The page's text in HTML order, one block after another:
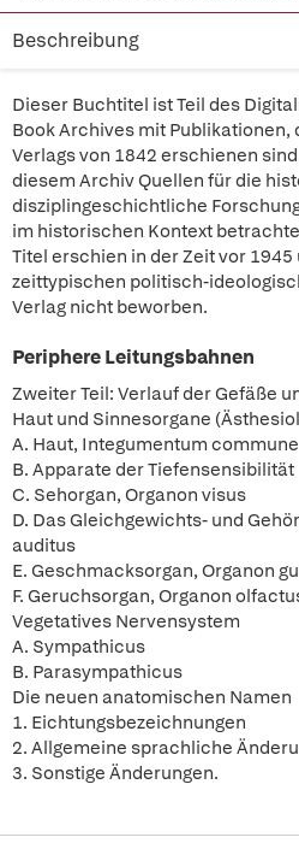
Beschreibung
Dieser Buchtitel ist Teil des
Book Archives mit Publikationen,
Verlags von 1842 erschienen
diesem Archiv Quellen für die
disziplingeschichtliche
im historischen Kontext
Titel erschien in der Zeit vor
zeittypischen politisch-
Verlag nicht beworben.
Periphere Leitungsbahnen
Zweiter Teil: Verlauf der Gefäße
Haut und Sinnesorgane
A. Haut, Integumentum commune
B. Apparate der Tiefensensibilität
C. Sehorgan, Organon visus
D. Das Gleichgewichts- und
auditus
E. Geschmacksorgan, Organon
F. Geruchsorgan, Organon
Vegetatives Nervensystem
A. Sympathicus
B. Parasympathicus
Die neuen anatomischen Namen
1. Eichtungsbezeichnungen
2. Allgemeine sprachliche
3. Sonstige Änderungen.